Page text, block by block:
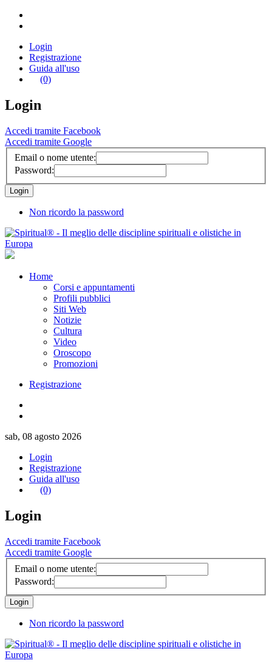
Login
Registrazione
Guida all'uso
(0)
Login
Accedi tramite Facebook
Accedi tramite Google
Email o nome utente:
Password:
Non ricordo la password
Home
Corsi e appuntamenti
Profili pubblici
Siti Web
Notizie
Cultura
Video
Oroscopo
Promozioni
Registrazione
sab, 08 agosto 2026
Login
Registrazione
Guida all'uso
(0)
Login
Accedi tramite Facebook
Accedi tramite Google
Email o nome utente:
Password:
Non ricordo la password